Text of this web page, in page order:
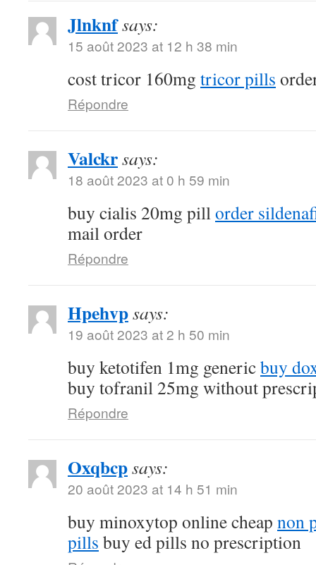
Jlnknfsays:
15 août 2023 at 12 h 38 min
cost tricor 160mg tricor pills
Répondre
Valckrsays:
18 août 2023 at 0 h 59 min
buy cialis 20mg pillorder
mail order
Répondre
Hpehvpsays:
19 août 2023 at 2 h 50 min
buy ketotifen 1mg genericbuy
buy tofranil 25mg without
Répondre
Oxqbcpsays:
20 août 2023 at 14 h 51 min
buy minoxytop online cheap non
pills buy ed pills no prescription